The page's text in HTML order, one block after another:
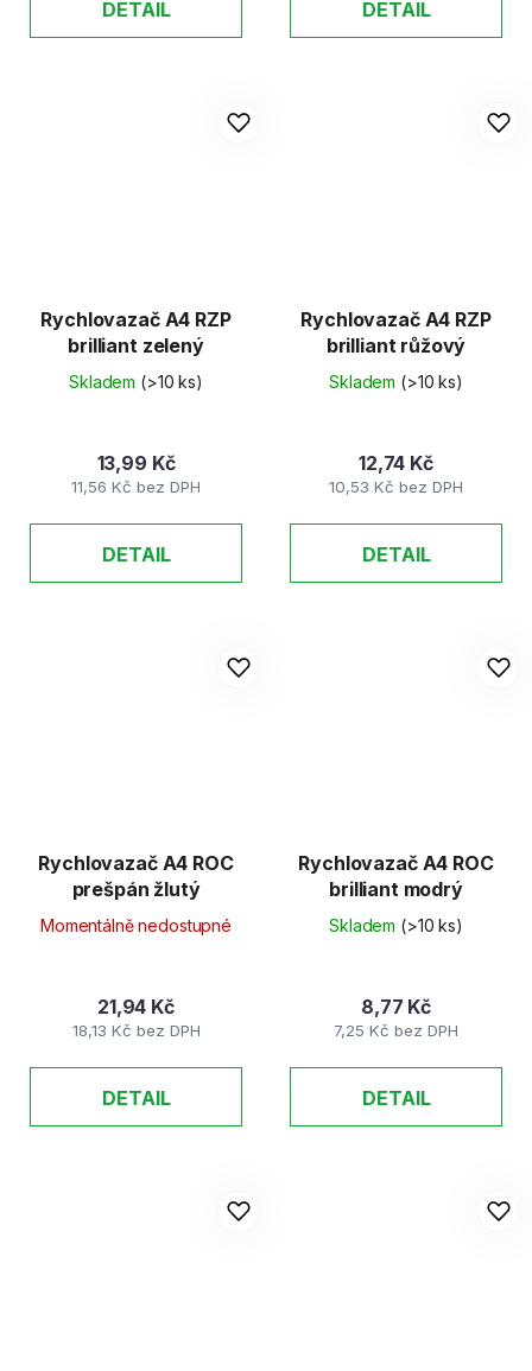
DETAIL DETAIL
Rychlovazač A4 RZP
brilliant zelený
Skladem (>10 ks)
11,56 Kč bez DPH
13,99 Kč
DETAIL
Rychlovazač A4 RZP
brilliant růžový
Skladem (>10 ks)
10,53 Kč bez DPH
12,74 Kč
DETAIL
Rychlovazač A4 ROC
prešpán žlutý
Momentálně nedostupné
18,13 Kč bez DPH
21,94 Kč
DETAIL
Rychlovazač A4 ROC
brilliant modrý
Skladem (>10 ks)
7,25 Kč bez DPH
8,77 Kč
DETAIL